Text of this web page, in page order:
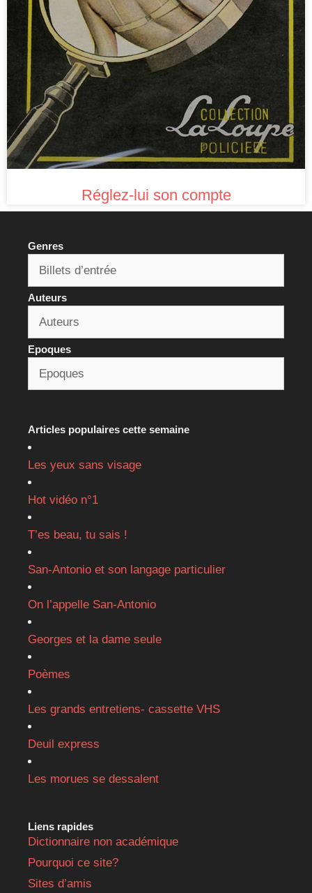
Réglez-lui son compte
Genres
Auteurs
Epoques
Articles populaires cette semaine
Les yeux sans visage
Hot vidéo n°1
T’es beau, tu sais !
San-Antonio et son langage particulier
On l’appelle San-Antonio
Georges et la dame seule
Poèmes
Les grands entretiens- cassette VHS
Deuil express
Les morues se dessalent
Liens rapides
Dictionnaire non académique
Pourquoi ce site?
Sites d’amis